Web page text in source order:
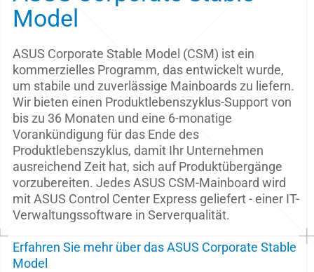
Model
ASUS Corporate Stable Model (CSM) ist ein
kommerzielles Programm, das entwickelt wurde,
um stabile und zuverlässige Mainboards zu liefern.
Wir bieten einen Produktlebenszyklus-Support von
bis zu 36 Monaten und eine 6-monatige
Vorankündigung für das Ende des
Produktlebenszyklus, damit Ihr Unternehmen
ausreichend Zeit hat, sich auf Produktübergänge
vorzubereiten. Jedes ASUS CSM-Mainboard wird
mit ASUS Control Center Express geliefert - einer IT-
Verwaltungssoftware in Serverqualität.
Erfahren Sie mehr über das ASUS Corporate Stable
Model